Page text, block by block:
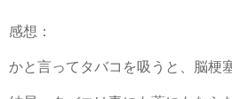
感想：
かと言ってタバコを吸うと、脳梗